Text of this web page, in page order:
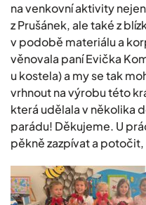
na venkovní aktivity
z Prušánek, ale také z
v podobě materiálu a
věnovala paní Evička
u kostela) a my se tak
vrhnout na výrobu této
která udělala v několika
parádu! Děkujeme. U
pěkně zazpívat a